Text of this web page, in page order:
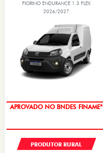
FIORINO ENDURANCE 1.3 FLEX
2026/2027
APROVADO NO BNDES FINAME*
PRODUTOR RURAL